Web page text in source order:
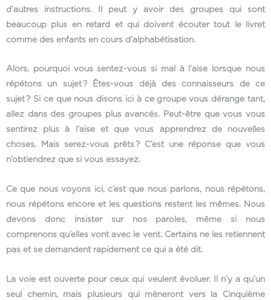
d’autres instructions. Il peut y avoir des groupes qui sont
beaucoup plus en retard et qui doivent écouter tout le livret
comme des enfants en cours d’alphabétisation.
Alors, pourquoi vous sentez-vous si mal à l’aise lorsque nous
répétons un sujet ? Êtes-vous déjà des connaisseurs de ce
sujet ? Si ce que nous disons ici à ce groupe vous dérange tant,
allez dans des groupes plus avancés. Peut-être que vous vous
sentirez plus à l’aise et que vous apprendrez de nouvelles
choses. Mais serez-vous prêts ? C’est une réponse que vous
n’obtiendrez que si vous essayez.
Ce que nous voyons ici, c’est que nous parlons, nous répétons,
nous répétons encore et les questions restent les mêmes. Nous
devons donc insister sur nos paroles, même si nous
comprenons qu’elles vont avec le vent. Certains ne les retiennent
pas et se demandent rapidement ce qui a été dit.
La voie est ouverte pour ceux qui veulent évoluer. Il n’y a qu’un
seul chemin, mais plusieurs qui mèneront vers la Cinquième